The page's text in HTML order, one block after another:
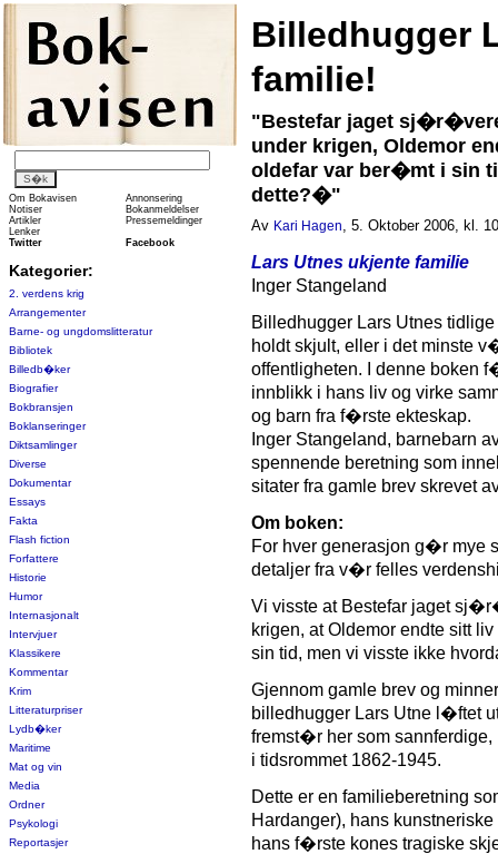
Om Bokavisen
Annonsering
Notiser
Bokanmeldelser
Artikler
Pressemeldinger
Lenker
Twitter
Facebook
Kategorier:
2. verdens krig
Arrangementer
Barne- og ungdomslitteratur
Bibliotek
Billedb�ker
Biografier
Bokbransjen
Boklanseringer
Diktsamlinger
Diverse
Dokumentar
Essays
Fakta
Flash fiction
Forfattere
Historie
Humor
Internasjonalt
Intervjuer
Klassikere
Kommentar
Krim
Litteraturpriser
Lydb�ker
Maritime
Mat og vin
Media
Ordner
Psykologi
Reportasjer
Billedhugger
familie!
"Bestefar jaget
under krigen, Oldemor
oldefar var ber�mt i sin
dette?�"
Av Kari Hagen, 5. Oktober 2006, kl.
Lars Utnes ukjente familie
Inger Stangeland
Billedhugger Lars Utnes
holdt skjult, eller i det minste
offentligheten. I denne boken
innblikk i hans liv og virke
og barn fra f�rste ekteskap.
Inger Stangeland, barnebarn
spennende beretning som
sitater fra gamle brev skrevet
Om boken:
For hver generasjon g�r mye
detaljer fra v�r felles
Vi visste at Bestefar jaget
krigen, at Oldemor endte sitt
sin tid, men vi visste ikke
Gjennom gamle brev og
billedhugger Lars Utne l�ftet
fremst�r her som sannferdige,
i tidsrommet 1862-1945.
Dette er en familieberetning
Hardanger), hans
hans f�rste kones tragiske